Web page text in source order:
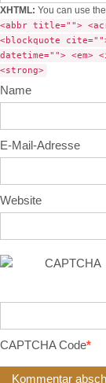
XHTML: You can use
<abbr title="">
<blockquote
datetime="">
<strong>
Name
E-Mail-Adresse
Website
CAPTCHA Code*